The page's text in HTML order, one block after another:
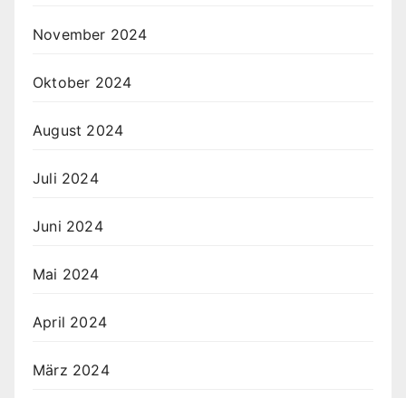
November 2024
Oktober 2024
August 2024
Juli 2024
Juni 2024
Mai 2024
April 2024
März 2024